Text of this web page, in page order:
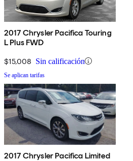
2017 Chrysler Pacifica Touring
L Plus FWD
$15,008 Sin calificación
Se aplican tarifas
2017 Chrysler Pacifica Limited